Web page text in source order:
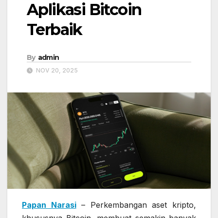
Aplikasi Bitcoin
Terbaik
By admin
NOV 20, 2025
Papan Narasi– Perkembangan aset kripto,